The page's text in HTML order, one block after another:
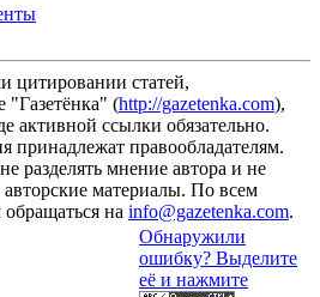
цитировании статей,
"Газетёнка" (http://gazetenka.com),
активной ссылки обязательно.
принадлежат правообладателям.
разделять мнение автора и не
авторские материалы. По всем
на info@gazetenka.com.
Обнаружили
ошибку? Выделите
её и нажмите